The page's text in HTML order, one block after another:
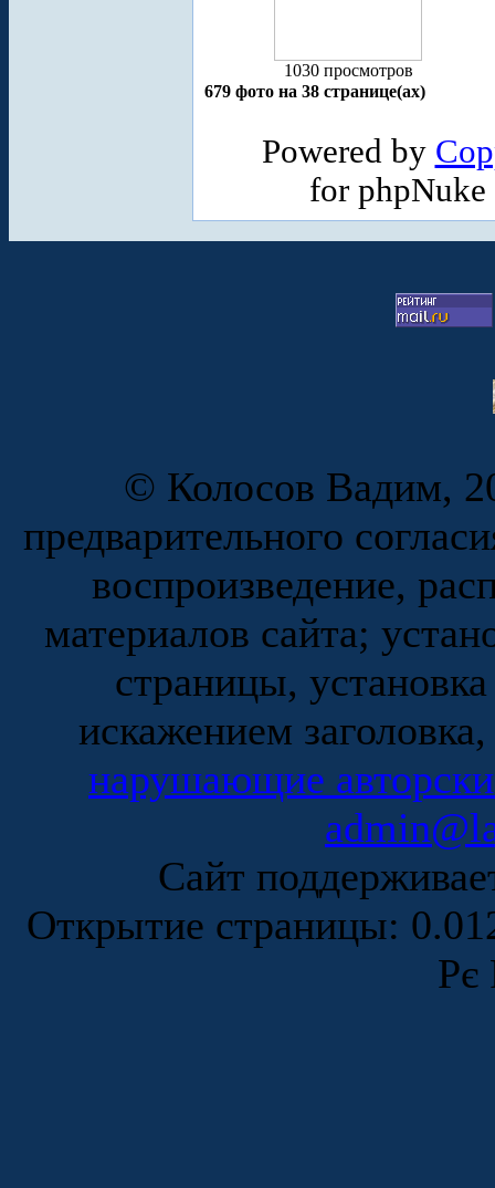
1030 просмотров
679 фото на 38 странице(ах)
Powered by
for
© Колосов Вадим,
предварительного
воспроизведение,
материалов сайта;
страницы,
искажением
нарушающие
Сайт
Открытие страницы:
Рє